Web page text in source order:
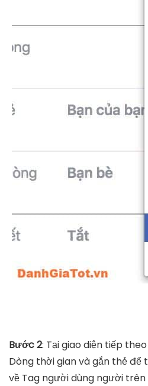
Bước 2: Tại giao diện tiếp
Dòng thời gian và gắn thẻ
về Tag người dùng người trên